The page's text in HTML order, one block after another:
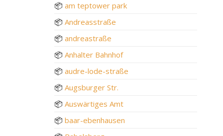
📦 am teptower park
📦 Andreasstraße
📦 andreastraße
📦 Anhalter Bahnhof
📦 audre-lode-straße
📦 Augsburger Str.
📦 Auswärtiges Amt
📦 baar-ebenhausen